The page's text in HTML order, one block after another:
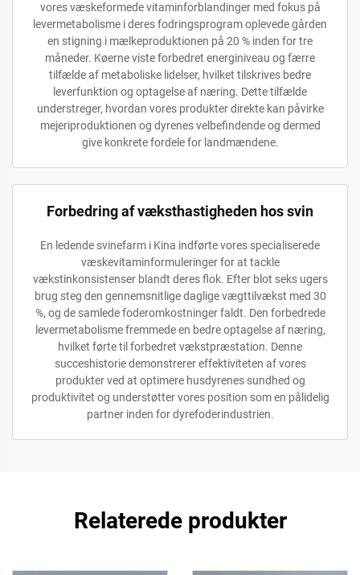
vores væskeformede vitaminforblandinger med fokus på
levermetabolisme i deres fodringsprogram oplevede gården
en stigning i mælkeproduktionen på 20 % inden for tre
måneder. Køerne viste forbedret energiniveau og færre
tilfælde af metaboliske lidelser, hvilket tilskrives bedre
leverfunktion og optagelse af næring. Dette tilfælde
understreger, hvordan vores produkter direkte kan påvirke
mejeriproduktionen og dyrenes velbefindende og dermed
give konkrete fordele for landmændene.
Forbedring af væksthastigheden hos svin
En ledende svinefarm i Kina indførte vores specialiserede
væskevitaminformuleringer for at tackle
vækstinkonsistenser blandt deres flok. Efter blot seks ugers
brug steg den gennemsnitlige daglige vægttilvækst med 30
%, og de samlede foderomkostninger faldt. Den forbedrede
levermetabolisme fremmede en bedre optagelse af næring,
hvilket førte til forbedret vækstpræstation. Denne
succeshistorie demonstrerer effektiviteten af vores
produkter ved at optimere husdyrenes sundhed og
produktivitet og understøtter vores position som en pålidelig
partner inden for dyrefoderindustrien.
Relaterede produkter